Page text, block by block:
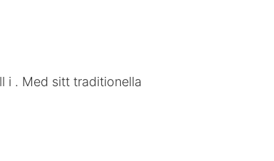
i . Med sitt traditionella